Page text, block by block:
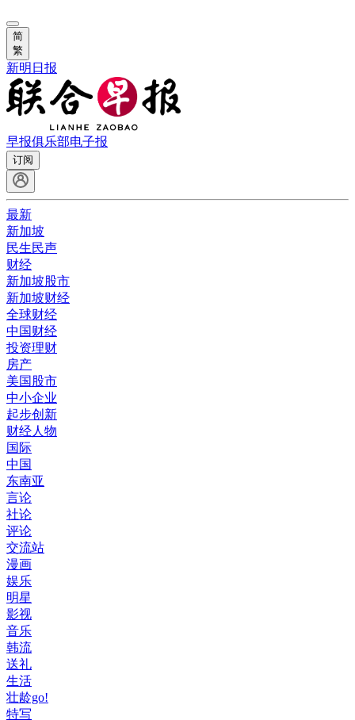
简
繁
新明日报
早报俱乐部电子报
订阅
最新
新加坡
民生民声
财经
新加坡股市
新加坡财经
全球财经
中国财经
投资理财
房产
美国股市
中小企业
起步创新
财经人物
国际
中国
东南亚
言论
社论
评论
交流站
漫画
娱乐
明星
影视
音乐
韩流
送礼
生活
壮龄go!
特写